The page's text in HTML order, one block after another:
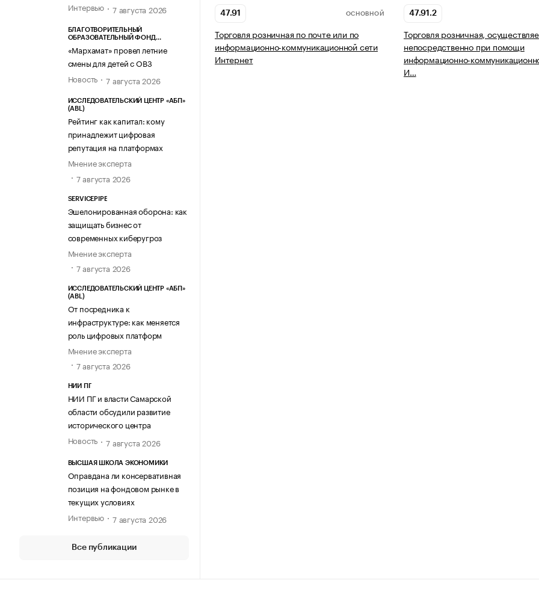
Интервью
7 августа 2026
БЛАГОТВОРИТЕЛЬНЫЙ
ОБРАЗОВАТЕЛЬНЫЙ ФОНД
«Мархамат» провел летние
смены для детей с ОВЗ
Новость
7 августа 2026
ИССЛЕДОВАТЕЛЬСКИЙ ЦЕНТР «АБП»
(ABL)
Рейтинг как капитал: кому
принадлежит цифровая
репутация на платформах
Мнение эксперта
7 августа 2026
SERVICEPIPE
Эшелонированная оборона: как
защищать бизнес от
современных киберугроз
Мнение эксперта
7 августа 2026
ИССЛЕДОВАТЕЛЬСКИЙ ЦЕНТР «АБП»
(ABL)
От посредника к
инфраструктуре: как меняется
роль цифровых платформ
Мнение эксперта
7 августа 2026
НИИ ПГ
НИИ ПГ и власти Самарской
области обсудили развитие
исторического центра
Новость
7 августа 2026
ВЫСШАЯ ШКОЛА ЭКОНОМИКИ
Оправдана ли консервативная
позиция на фондовом рынке в
текущих условиях
Интервью
7 августа 2026
Все публикации
47.91 ОСНОВНОЙ
Торговля розничная по почте или по
информационно-коммуникационной сети
Интернет
47.91.2
Торговля розничная,
непосредственно при помощи
информационно-
И…